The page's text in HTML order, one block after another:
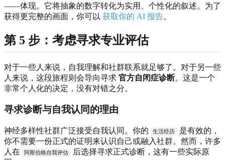
——体现。它将抽象的数字转化为实用、个性化的叙述。为了
获得更完整的画面，你可以 获取你的 AI 报告。
第 5 步：考虑寻求专业评估
对于一些人来说，自我理解和社群联系就足够了。对于另一些
人来说，这段旅程则会导向寻求 官方自闭症诊断。这是一个
非常个人化的决定，没有对错之分。
寻求诊断与自我认同的理由
神经多样性社群广泛接受自我认同。你的 生活经历
是有效的，
你不需要一份正式的证明来认识自己或融入社群。然而，许多
人在
阿斯伯格自我评估
后选择寻求正式诊断，这有一些实际原